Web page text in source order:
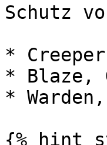
Schutz
*
* Blaze,
*
{% hint